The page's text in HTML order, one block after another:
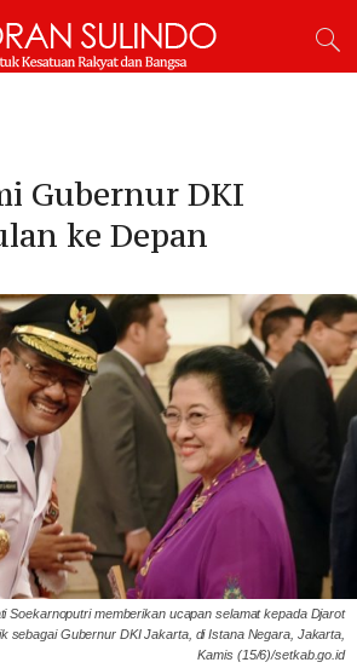
Gubernur DKI
ke Depan
Soekarnoputri memberikan ucapan selamat kepada Djarot
sebagai Gubernur DKI Jakarta, di Istana Negara, Jakarta,
Kamis (15/6)/setkab.go.id